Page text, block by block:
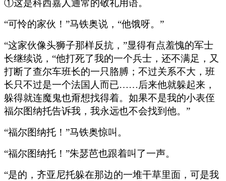
①这是科西嘉人通常的敬礼用语。
“可怜的家伙！”马铁奥说，“他饿呀。”
“这家伙像头狮子那样反抗，”显得有点羞愧的军士
长继续说，“他打死了我的一个兵士，还不满足，又
打断了查尔车班长的一只胳膊；不过关系不大，班
长只不过是一个法国人而已……后来他就躲起来，
躲得就连魔鬼也甭想找得着。如果不是我的小表侄
福尔图纳托告诉我，我永远也不会找到他。”
“福尔图纳托！”马铁奥惊叫。
“福尔图纳托！”朱瑟芭也跟着叫了一声。
“是的，齐亚尼托躲在那边的一堆干草里面，可是我